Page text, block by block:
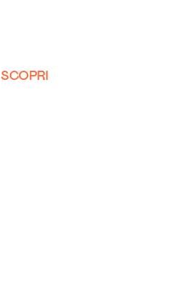
SCOPRI